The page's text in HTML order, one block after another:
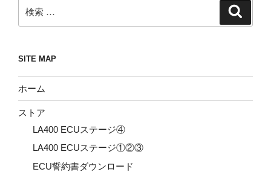
索:
SITE MAP
ホーム
ストア
LA400 ECUステージ④
LA400 ECUステージ①②③
ECU誓約書ダウンロード